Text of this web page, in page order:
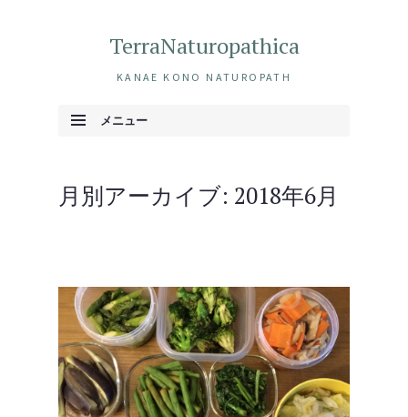
TerraNaturopathica
KANAE KONO NATUROPATH
メニュー
月別アーカイブ: 2018年6月